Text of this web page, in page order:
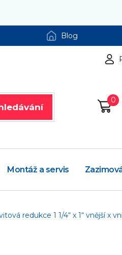
Blog
0
Montáž a servis
redukce 1 1/4“ x 1“ vnější x